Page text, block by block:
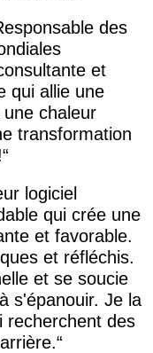
des
et
qui allie une
chaleur
transformation
logiciel
qui crée une
et favorable.
et réfléchis.
et se soucie
s'épanouir. Je la
recherchent des